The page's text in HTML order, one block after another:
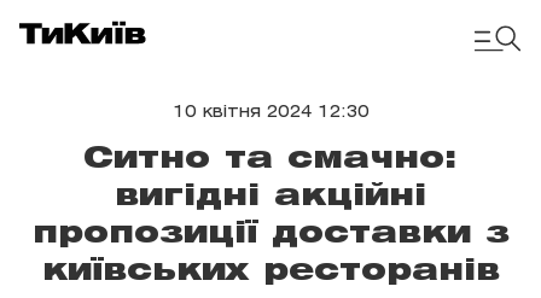
10 квітня 2024 12:30
Ситно та смачно:
вигідні акційні
пропозиції доставки з
київських ресторанів